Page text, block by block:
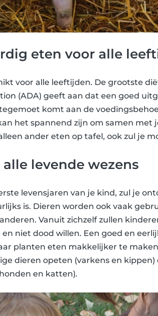
eten voor alle
voor alle leeftijden. De grootste
(ADA) geeft aan dat een goed
komt aan de
het spannend zijn om samen
ander eten op tafel, ook zul je
levende wezens
levensjaren van je kind, zul je
is. Dieren worden ook vaak
Vanuit zichzelf zullen
niet dood willen. Een goed en
planten eten makkelijker te
dieren opeten (varkens en
en katten).